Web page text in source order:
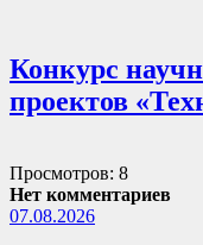
Конкурс
проектов
Просмотров: 8
Нет комментариев
07.08.2026